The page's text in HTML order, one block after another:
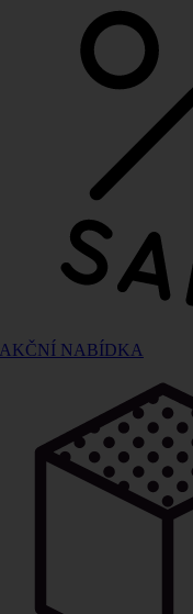
AKČNÍ NABÍDKA